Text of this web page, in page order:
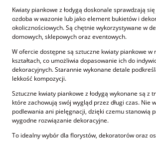
Kwiaty piankowe z łodygą doskonale sprawdzają
ozdoba w wazonie lub jako element bukietów i
okolicznościowych. Są chętnie wykorzystywane w
domowych, sklepowych oraz eventowych.
W ofercie dostępne są sztuczne kwiaty piankowe w
kształtach, co umożliwia dopasowanie ich do
dekoracyjnych. Starannie wykonane detale
lekkość kompozycji.
Sztuczne kwiaty piankowe z łodygą wykonane są z
które zachowują swój wygląd przez długi czas. Nie
podlewania ani pielęgnacji, dzięki czemu stanowią
wygodne rozwiązanie dekoracyjne.
To idealny wybór dla florystów, dekoratorów oraz